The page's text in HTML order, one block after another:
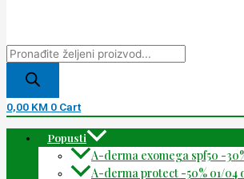
0,00 KM 0 Cart
Popusti
A-derma exomega spf50 -
A-derma protect -50% 01/04